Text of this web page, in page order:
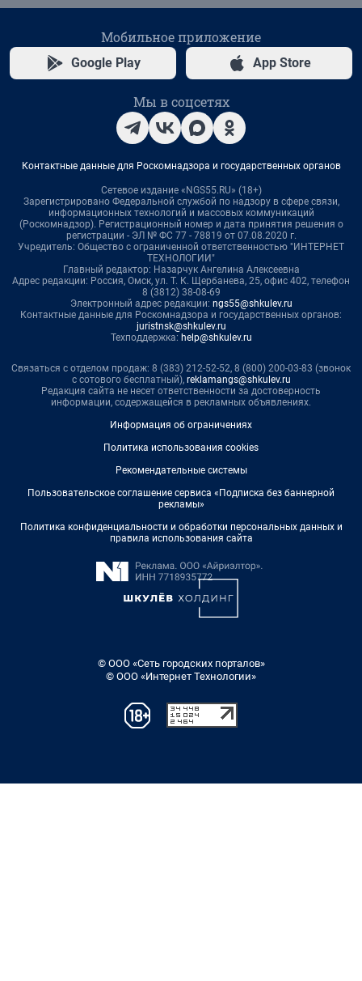
Мобильное приложение
Google Play App Store
Мы в соцсетях
Контактные данные для Роскомнадзора и государственных органов
Сетевое издание «NGS55.RU» (18+)
Зарегистрировано Федеральной службой по надзору в сфере связи,
информационных технологий и массовых коммуникаций
(Роскомнадзор). Регистрационный номер и дата принятия решения о
регистрации - ЭЛ № ФС 77 - 78819 от 07.08.2020 г.
Учредитель: Общество с ограниченной ответственностью "ИНТЕРНЕТ
ТЕХНОЛОГИИ"
Главный редактор: Назарчук Ангелина Алексеевна
Адрес редакции: Россия, Омск, ул. Т. К. Щербанева, 25, офис 402, телефон
8 (3812) 38-08-69
Электронный адрес редакции: ngs55@shkulev.ru
Контактные данные для Роскомнадзора и государственных органов:
juristnsk@shkulev.ru
Техподдержка: help@shkulev.ru
Связаться с отделом продаж: 8 (383) 212-52-52, 8 (800) 200-03-83 (звонок
с сотового бесплатный), reklamangs@shkulev.ru
Редакция сайта не несет ответственности за достоверность
информации, содержащейся в рекламных объявлениях.
Информация об ограничениях
Политика использования cookies
Рекомендательные системы
Пользовательское соглашение сервиса «Подписка без баннерной
рекламы»
Политика конфиденциальности и обработки персональных данных и
правила использования сайта
© ООО «Сеть городских порталов»
© ООО «Интернет Технологии»